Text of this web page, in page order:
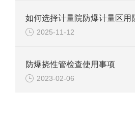
2025-11-12
防爆挠性管检查使用事项
2023-02-06